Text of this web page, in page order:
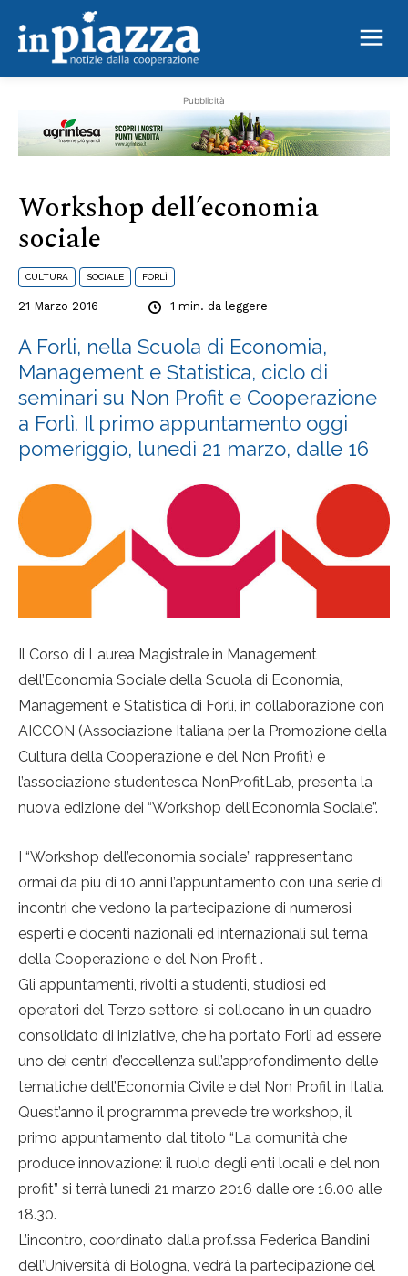
Pubblicità
Workshop dell’economia
sociale
CULTURA SOCIALE FORLÌ
21 Marzo 2016 1 min. da leggere
A Forli, nella Scuola di Economia,
Management e Statistica, ciclo di
seminari su Non Profit e Cooperazione
a Forlì. Il primo appuntamento oggi
pomeriggio, lunedì 21 marzo, dalle 16
Il Corso di Laurea Magistrale in Management
dell’Economia Sociale della Scuola di Economia,
Management e Statistica di Forlì, in collaborazione con
AICCON (Associazione Italiana per la Promozione della
Cultura della Cooperazione e del Non Profit) e
l’associazione studentesca NonProfitLab, presenta la
nuova edizione dei “Workshop dell’Economia Sociale”.
I “Workshop dell’economia sociale” rappresentano
ormai da più di 10 anni l’appuntamento con una serie di
incontri che vedono la partecipazione di numerosi
esperti e docenti nazionali ed internazionali sul tema
della Cooperazione e del Non Profit .
Gli appuntamenti, rivolti a studenti, studiosi ed
operatori del Terzo settore, si collocano in un quadro
consolidato di iniziative, che ha portato Forlì ad essere
uno dei centri d’eccellenza sull’approfondimento delle
tematiche dell’Economia Civile e del Non Profit in Italia.
Quest’anno il programma prevede tre workshop, il
primo appuntamento dal titolo “La comunità che
produce innovazione: il ruolo degli enti locali e del non
profit” si terrà lunedì 21 marzo 2016 dalle ore 16.00 alle
18.30.
L’incontro, coordinato dalla prof.ssa Federica Bandini
dell’Università di Bologna, vedrà la partecipazione del